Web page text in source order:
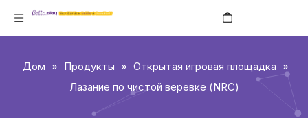
Дом » Продукты » Открытая игровая площадка »
Лазание по чистой веревке (NRC)